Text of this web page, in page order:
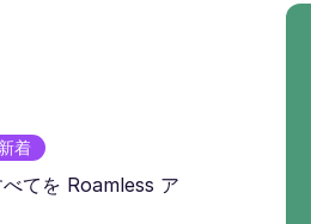
新着
てを Roamless ア